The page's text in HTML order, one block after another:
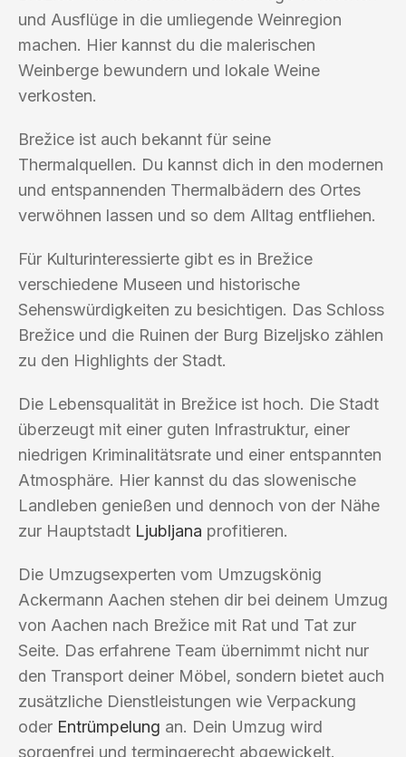
und Ausflüge in die umliegende Weinregion
machen. Hier kannst du die malerischen
Weinberge bewundern und lokale Weine
verkosten.
Brežice ist auch bekannt für seine
Thermalquellen. Du kannst dich in den modernen
und entspannenden Thermalbädern des Ortes
verwöhnen lassen und so dem Alltag entfliehen.
Für Kulturinteressierte gibt es in Brežice
verschiedene Museen und historische
Sehenswürdigkeiten zu besichtigen. Das Schloss
Brežice und die Ruinen der Burg Bizeljsko zählen
zu den Highlights der Stadt.
Die Lebensqualität in Brežice ist hoch. Die Stadt
überzeugt mit einer guten Infrastruktur, einer
niedrigen Kriminalitätsrate und einer entspannten
Atmosphäre. Hier kannst du das slowenische
Landleben genießen und dennoch von der Nähe
zur Hauptstadt Ljubljana profitieren.
Die Umzugsexperten vom Umzugskönig
Ackermann Aachen stehen dir bei deinem Umzug
von Aachen nach Brežice mit Rat und Tat zur
Seite. Das erfahrene Team übernimmt nicht nur
den Transport deiner Möbel, sondern bietet auch
zusätzliche Dienstleistungen wie Verpackung
oder Entrümpelung an. Dein Umzug wird
sorgenfrei und termingerecht abgewickelt.